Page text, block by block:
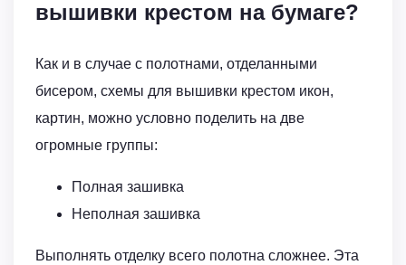
вышивки крестом на бумаге?
Как и в случае с полотнами, отделанными
бисером, схемы для вышивки крестом икон,
картин, можно условно поделить на две
огромные группы:
Полная зашивка
Неполная зашивка
Выполнять отделку всего полотна сложнее. Эта